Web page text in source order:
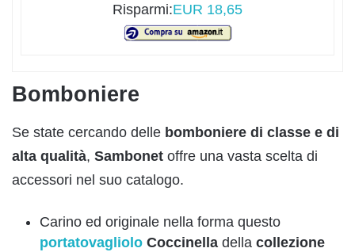
Risparmi:EUR 18,65
Bomboniere
Se state cercando delle bomboniere di classe e di
alta qualità, Sambonet offre una vasta scelta di
accessori nel suo catalogo.
Carino ed originale nella forma questo
portatovagliolo Coccinella della collezione